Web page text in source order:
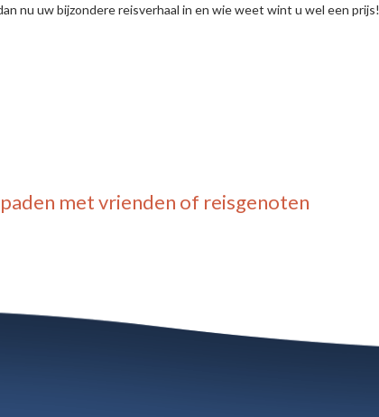
nu uw bijzondere reisverhaal in en wie weet wint u wel een prijs!
met vrienden of reisgenoten